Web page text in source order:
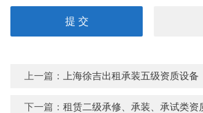
上一篇： 上海徐吉出租承装五级资质设备
下一篇：租赁二级承修、承装、承试类资